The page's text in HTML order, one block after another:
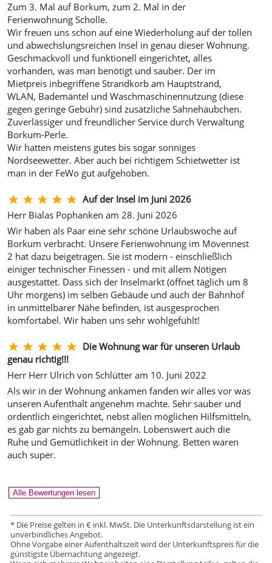
Zum 3. Mal auf Borkum, zum 2. Mal in der
Ferienwohnung Scholle.
Wir freuen uns schon auf eine Wiederholung auf der tollen
und abwechslungsreichen Insel in genau dieser Wohnung.
Geschmackvoll und funktionell eingerichtet, alles
vorhanden, was man benötigt und sauber. Der im
Mietpreis inbegriffene Strandkorb am Hauptstrand,
WLAN, Bademäntel und Waschmaschinennutzung (diese
gegen geringe Gebühr) sind zusätzliche Sahnehäubchen.
Zuverlässiger und freundlicher Service durch Verwaltung
Borkum-Perle.
Wir hatten meistens gutes bis sogar sonniges
Nordseewetter. Aber auch bei richtigem Schietwetter ist
man in der FeWo gut aufgehoben.
Auf der Insel im Juni 2026
Herr Bialas Pophanken am 28. Juni 2026
Wir haben als Paar eine sehr schöne Urlaubswoche auf
Borkum verbracht. Unsere Ferienwohnung im Mövennest
2 hat dazu beigetragen. Sie ist modern - einschließlich
einiger technischer Finessen - und mit allem Nötigen
ausgestattet. Dass sich der Inselmarkt (öffnet täglich um 8
Uhr morgens) im selben Gebäude und auch der Bahnhof
in unmittelbarer Nähe befinden, ist ausgesprochen
komfortabel. Wir haben uns sehr wohlgefühlt!
Die Wohnung war für unseren Urlaub
genau richtig!!!
Herr Herr Ulrich von Schlütter am 10. Juni 2022
Als wir in der Wohnung ankamen fanden wir alles vor was
unseren Aufenthalt angenehm machte. Sehr sauber und
ordentlich eingerichtet, nebst allen möglichen Hilfsmitteln,
es gab gar nichts zu bemängeln. Lobenswert auch die
Ruhe und Gemütlichkeit in der Wohnung. Betten waren
auch super.
Alle Bewertungen lesen
* Die Preise gelten in € inkl. MwSt. Die Unterkunftsdarstellung ist ein
unverbindliches Angebot.
Ohne Vorgabe einer Aufenthaltszeit wird der Unterkunftspreis für die
günstigste Übernachtung angezeigt.